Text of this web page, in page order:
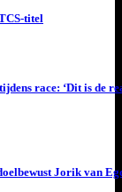
titel
race: ‘Dit is de
Jorik van